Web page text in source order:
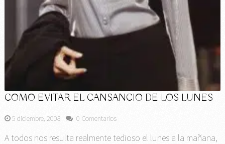
COMO EVITAR EL CANSANCIO DE LOS LUNES
5 diciembre, 2008 0 Comentarios
A todos nos resulta realmente tedioso el lunes a la mañana,